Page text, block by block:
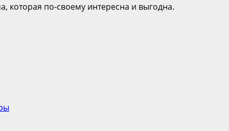
которая по-своему интересна и выгодна.